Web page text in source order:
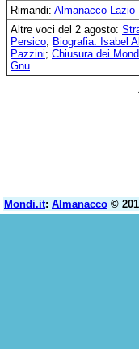
Rimandi: Almanacco Lazio
Altre voci del 2 agosto:
Persico; Biografia: Isabel
Pazzini; Chiusura dei
Gnu
Mondi.it: Almanacco ©